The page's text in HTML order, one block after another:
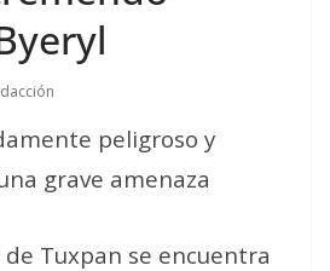
peligroso y
grave amenaza
Tuxpan se encuentra